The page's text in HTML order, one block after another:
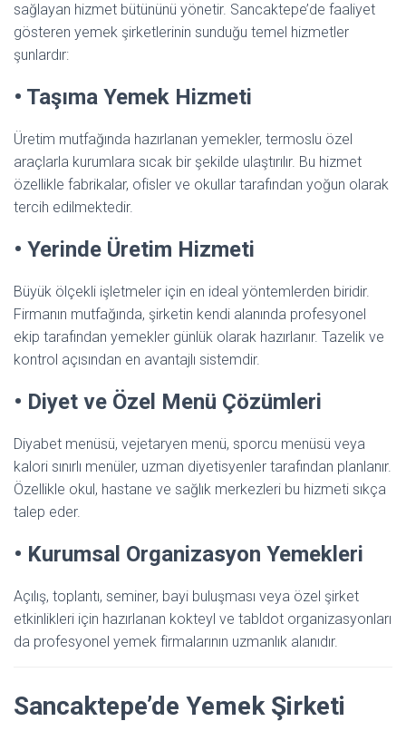
sağlayan hizmet bütününü yönetir. Sancaktepe’de faaliyet
gösteren yemek şirketlerinin sunduğu temel hizmetler
şunlardır:
• Taşıma Yemek Hizmeti
Üretim mutfağında hazırlanan yemekler, termoslu özel
araçlarla kurumlara sıcak bir şekilde ulaştırılır. Bu hizmet
özellikle fabrikalar, ofisler ve okullar tarafından yoğun olarak
tercih edilmektedir.
• Yerinde Üretim Hizmeti
Büyük ölçekli işletmeler için en ideal yöntemlerden biridir.
Firmanın mutfağında, şirketin kendi alanında profesyonel
ekip tarafından yemekler günlük olarak hazırlanır. Tazelik ve
kontrol açısından en avantajlı sistemdir.
• Diyet ve Özel Menü Çözümleri
Diyabet menüsü, vejetaryen menü, sporcu menüsü veya
kalori sınırlı menüler, uzman diyetisyenler tarafından planlanır.
Özellikle okul, hastane ve sağlık merkezleri bu hizmeti sıkça
talep eder.
• Kurumsal Organizasyon Yemekleri
Açılış, toplantı, seminer, bayi buluşması veya özel şirket
etkinlikleri için hazırlanan kokteyl ve tabldot organizasyonları
da profesyonel yemek firmalarının uzmanlık alanıdır.
Sancaktepe’de Yemek Şirketi